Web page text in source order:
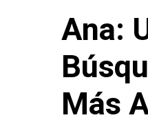
Ana:
Más